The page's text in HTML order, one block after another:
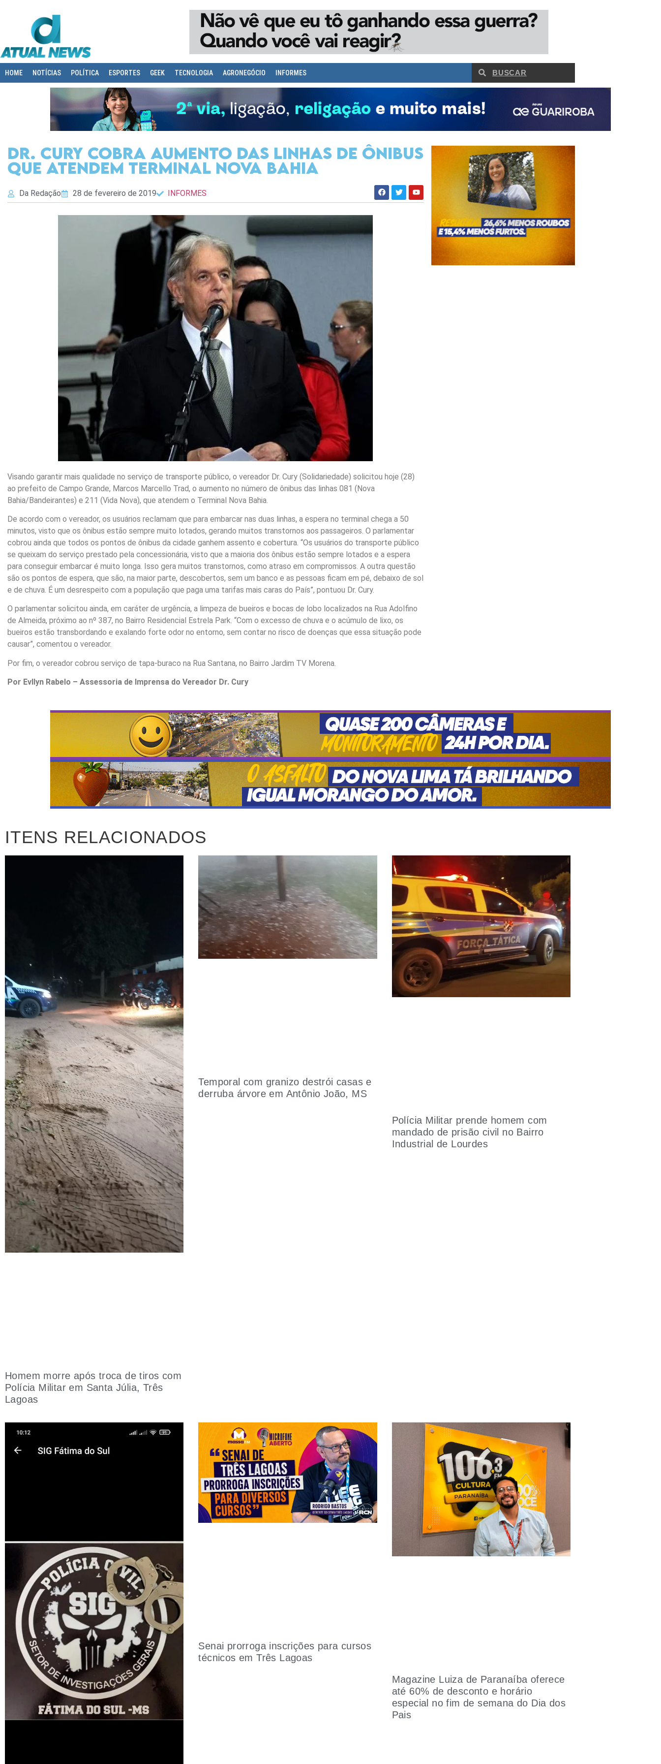
HOME NOTÍCIAS POLÍTICA ESPORTES GEEK TECNOLOGIA AGRONEGÓCIO INFORMES
Dr. Cury cobra aumento das linhas de ônibus
que atendem Terminal Nova Bahia
Da Redação 28 de fevereiro de 2019 INFORMES
Visando garantir mais qualidade no serviço de transporte público, o vereador Dr. Cury (Solidariedade) solicitou hoje (28)
ao prefeito de Campo Grande, Marcos Marcello Trad, o aumento no número de ônibus das linhas 081 (Nova
Bahia/Bandeirantes) e 211 (Vida Nova), que atendem o Terminal Nova Bahia.
De acordo com o vereador, os usuários reclamam que para embarcar nas duas linhas, a espera no terminal chega a 50
minutos, visto que os ônibus estão sempre muito lotados, gerando muitos transtornos aos passageiros. O parlamentar
cobrou ainda que todos os pontos de ônibus da cidade ganhem assento e cobertura. “Os usuários do transporte público
se queixam do serviço prestado pela concessionária, visto que a maioria dos ônibus estão sempre lotados e a espera
para conseguir embarcar é muito longa. Isso gera muitos transtornos, como atraso em compromissos. A outra questão
são os pontos de espera, que são, na maior parte, descobertos, sem um banco e as pessoas ficam em pé, debaixo de sol
e de chuva. É um desrespeito com a população que paga uma tarifas mais caras do País”, pontuou Dr. Cury.
O parlamentar solicitou ainda, em caráter de urgência, a limpeza de bueiros e bocas de lobo localizados na Rua Adolfino
de Almeida, próximo ao nº 387, no Bairro Residencial Estrela Park. “Com o excesso de chuva e o acúmulo de lixo, os
bueiros estão transbordando e exalando forte odor no entorno, sem contar no risco de doenças que essa situação pode
causar”, comentou o vereador.
Por fim, o vereador cobrou serviço de tapa-buraco na Rua Santana, no Bairro Jardim TV Morena.
Por Evllyn Rabelo – Assessoria de Imprensa do Vereador Dr. Cury
ITENS RELACIONADOS
Homem morre após troca de tiros com
Polícia Militar em Santa Júlia, Três
Lagoas
Temporal com granizo destrói casas e
derruba árvore em Antônio João, MS
Polícia Militar prende homem com
mandado de prisão civil no Bairro
Industrial de Lourdes
Senai prorroga inscrições para cursos
técnicos em Três Lagoas
Magazine Luiza de Paranaíba oferece
até 60% de desconto e horário
especial no fim de semana do Dia dos
Pais